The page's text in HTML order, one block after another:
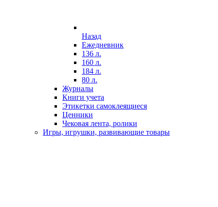
Назад
Ежедневник
136 л.
160 л.
184 л.
80 л.
Журналы
Книги учета
Этикетки самоклеящиеся
Ценники
Чековая лента, ролики
Игры, игрушки, развивающие товары